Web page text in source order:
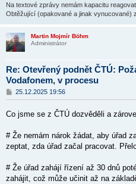
Na textové zprávy nemám kapacitu
Obtěžující (opakované a jinak vynucované)
Martin Mojmír Böhm
Administrátor
Re: Otevřený podnět ČTÚ:
Vodafonem, v procesu
P
ř
s
ě
v
e
k
25.12.2025 19:56
Co jsme se z ČTÚ dozvěděli a
# Že nemám nárok žádat, aby úřad
zeptat, zda úřad začal pracovat.
# Že úřad zahájí řízení až 30 dnů
zahájit, což může učinit až na